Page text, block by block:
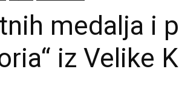
medalja i
iz Velike